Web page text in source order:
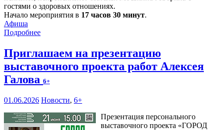
гостями о здоровых отношениях.
Начало мероприятия в 17 часов 30 минут.
Афиша
Подробнее
Приглашаем на презентацию
выставочного проекта работ Алексея
Галова 6+
01.06.2026 Новости, 6+
Презентация персонального
выставочного проекта «ГОРОД